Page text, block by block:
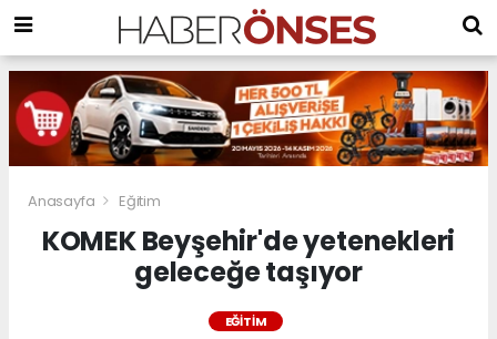
Anasayfa Eğitim
KOMEK Beyşehir'de yetenekleri
geleceğe taşıyor
EĞITIM